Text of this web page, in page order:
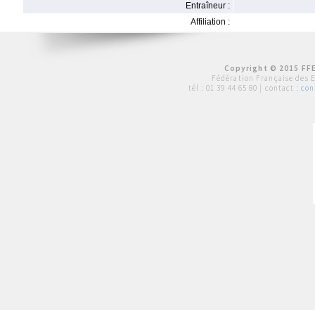
Entraîneur :
Affiliation :
Copyright © 2015
Fédération Française des
tél : 01 39 44 65 80 | contact :